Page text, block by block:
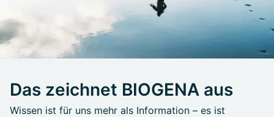
Das zeichnet BIOGENA aus
Wissen ist für uns mehr als Information – es ist